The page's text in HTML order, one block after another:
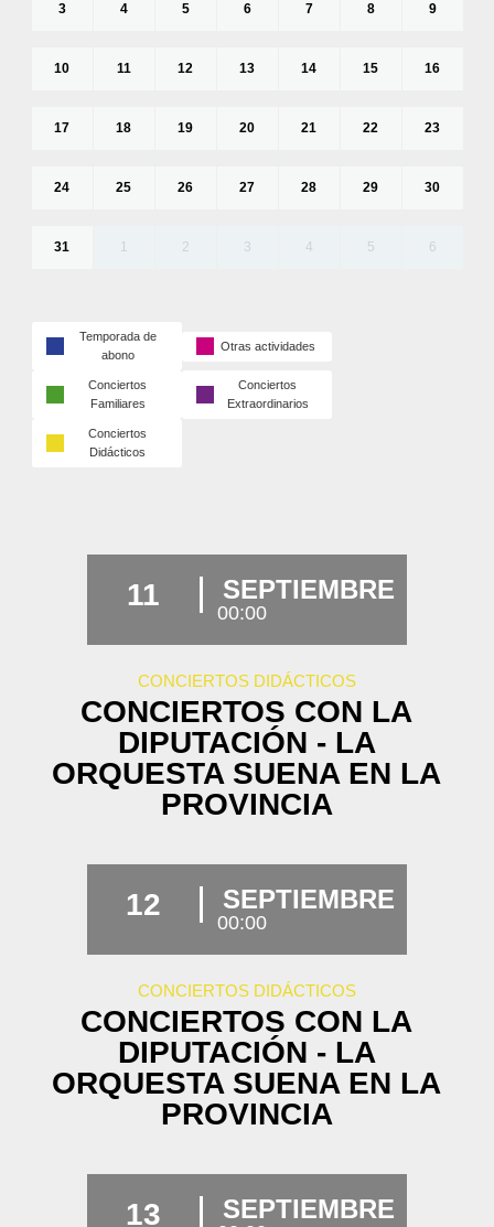
3 4 5 6 7 8 9
10 11 12 13 14 15 16
17 18 19 20 21 22 23
24 25 26 27 28 29 30
31 1 2 3 4 5 6
Temporada de
abono
Otras actividades
Conciertos
Familiares
Conciertos
Extraordinarios
Conciertos
Didácticos
11 SEPTIEMBRE
00:00
CONCIERTOS DIDÁCTICOS
CONCIERTOS CON LA
DIPUTACIÓN - LA
ORQUESTA SUENA EN LA
PROVINCIA
12 SEPTIEMBRE
00:00
CONCIERTOS DIDÁCTICOS
CONCIERTOS CON LA
DIPUTACIÓN - LA
ORQUESTA SUENA EN LA
PROVINCIA
13 SEPTIEMBRE